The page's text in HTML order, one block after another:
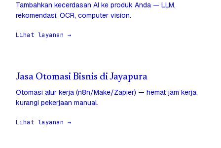
Tambahkan kecerdasan AI ke produk Anda — LLM,
rekomendasi, OCR, computer vision.
Lihat layanan →
Jasa Otomasi Bisnis di Jayapura
Otomasi alur kerja (n8n/Make/Zapier) — hemat jam kerja,
kurangi pekerjaan manual.
Lihat layanan →